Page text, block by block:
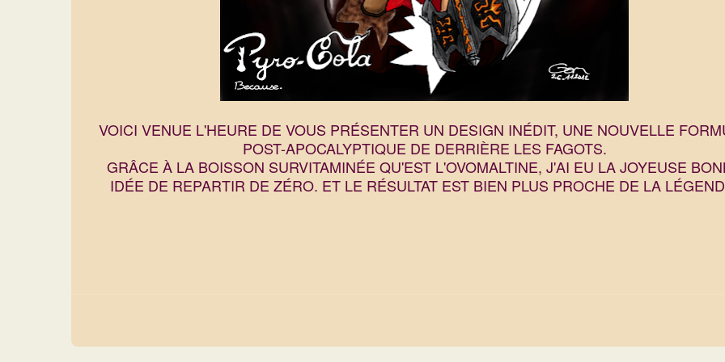
VOICI VENUE L'HEURE DE VOUS PRÉSENTER UN DESIGN INÉDIT, UNE NOUVELLE
POST-APOCALYPTIQUE DE DERRIÈRE LES FAGOTS.
GRÂCE À LA BOISSON SURVITAMINÉE QU'EST L'OVOMALTINE, J'AI EU LA JOYEUSE
IDÉE DE REPARTIR DE ZÉRO. ET LE RÉSULTAT EST BIEN PLUS PROCHE DE LA